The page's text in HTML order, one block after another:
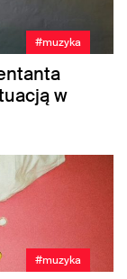
#muzyka
w
#muzyka